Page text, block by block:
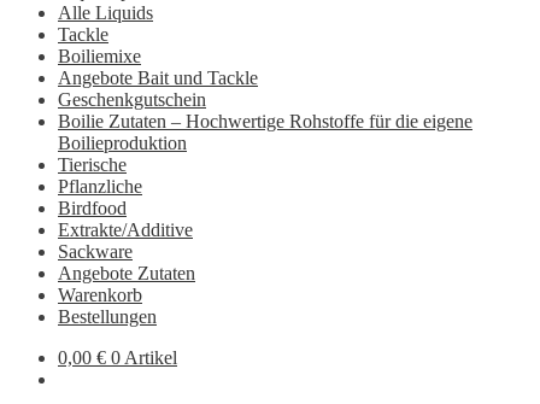
Alle Liquids
Tackle
Boiliemixe
Angebote Bait und Tackle
Geschenkgutschein
Boilie Zutaten – Hochwertige Rohstoffe für die eigene
Boilieproduktion
Tierische
Pflanzliche
Birdfood
Extrakte/Additive
Sackware
Angebote Zutaten
Warenkorb
Bestellungen
0,00 € 0 Artikel